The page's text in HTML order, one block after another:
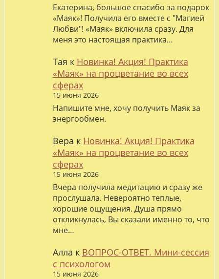
Екатерина, большое спасибо за подарок
«Маяк»! Получила его вместе с "Магией
Любви"! «Маяк» включила сразу. Для
меня это настоящая практика…
Тая к Новинка! Акция! Практика
«Маяк» на процветание во всех
сферах
15 июня 2026
Напишите мне, хочу получить Маяк за
энергообмен.
Вера к Новинка! Акция! Практика
«Маяк» на процветание во всех
сферах
15 июня 2026
Вчера получила медитацию и сразу же
прослушала. Невероятно теплые,
хорошие ощущения. Душа прямо
откликнулась, Вы сказали именно то, что
мне…
Алла к ВОПРОС-ОТВЕТ. Мини-сессия
с психологом
15 июня 2026